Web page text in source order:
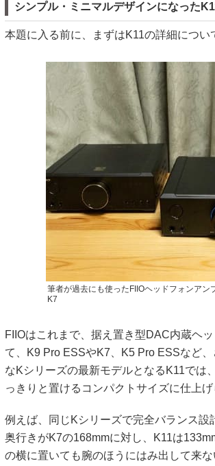
シンプル・ミニマルデザインになった
本題に入る前に、まずはK11の詳細につい
筆者が過去にも使ったFIIOヘッドフォンア
K7
FIIOはこれまで、据え置き型DAC内蔵ヘ
て、K9 Pro ESSやK7、K5 Pro ESSなど
なKシリーズの最新モデルとなるK11では
っきりと置けるコンパクトサイズに仕上げ
例えば、同じKシリーズで完全バランス設
奥行きがK7の168mmに対し、K11は
の横に置いても腕のほうにはみ出して来な